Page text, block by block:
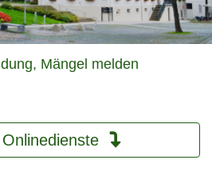
Mängel melden